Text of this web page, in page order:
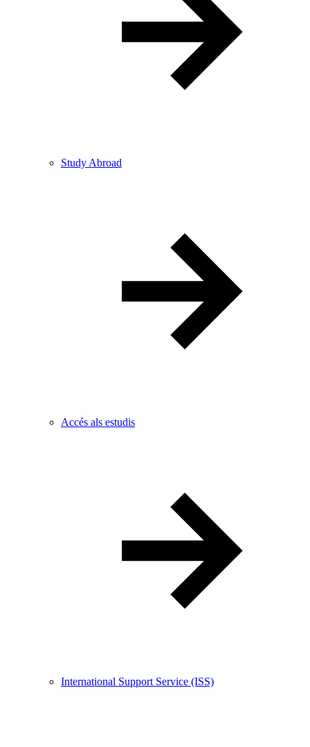
Study Abroad
Accés als estudis
International Support Service (ISS)